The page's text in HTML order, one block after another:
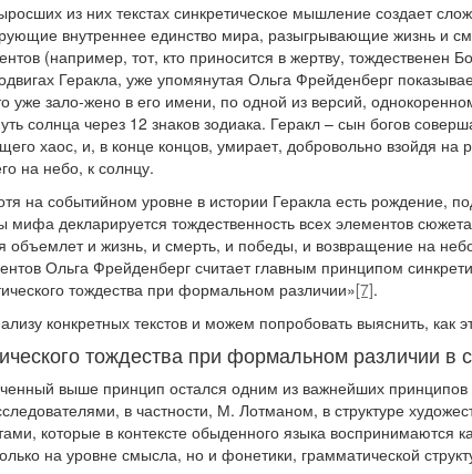
из них текстах синкретическое мышление создает
внутреннее единство мира, разыгрывающие жизнь и
(например, тот, кто приносится в жертву, тождественен
Геракла, уже упомянутая Ольга Фрейденберг
уже зало-жено в его имени, по одной из версий,
солнца через 12 знаков зодиака. Геракл – сын богов
хаос, и, в конце концов, умирает, добровольно взойдя на
на небо, к солнцу.
на событийном уровне в истории Геракла есть рождение,
мифа декларируется тождественность всех элементов
объемлет и жизнь, и смерть, и победы, и возвращение на
Ольга Фрейденберг считает главным принципом
тождества при формальном различии»[7].
конкретных текстов и можем попробовать выяснить, как
тождества при формальном различии в
выше принцип остался одним из важнейших принципов
в частности, М. Лотманом, в структуре
которые в контексте обыденного языка воспринимаются
на уровне смысла, но и фонетики, грамматической